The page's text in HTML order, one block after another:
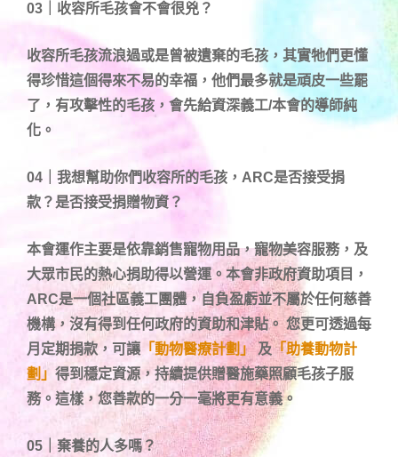
03｜收容所毛孩會不會很兇？
收容所毛孩流浪過或是曾被遺棄的毛孩，其實牠們更懂
得珍惜這個得來不易的幸福，他們最多就是頑皮一些罷
了，有攻擊性的毛孩，會先給資深義工/本會的導師純
化。
04｜我想幫助你們收容所的毛孩，ARC是否接受捐
款？是否接受捐贈物資？
本會運作主要是依靠銷售寵物用品，寵物美容服務，及
大眾市民的熱心捐助得以營運。本會非政府資助項目，
ARC是一個社區義工團體，自負盈虧並不屬於任何慈善
機構，沒有得到任何政府的資助和津貼。您更可透過每
月定期捐款，可讓 「動物醫療計劃」 及「助養動物計
劃」 得到穩定資源，持續提供贈醫施藥照顧毛孩子服
務。這樣，您善款的一分一毫將更有意義。
05｜棄養的人多嗎？